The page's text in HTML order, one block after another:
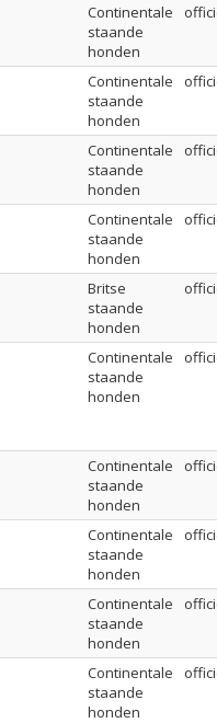
Continentale
staande
honden
Continentale
staande
honden
Continentale
staande
honden
Continentale
staande
honden
Britse
staande
honden
Continentale
staande
honden
Continentale
staande
honden
Continentale
staande
honden
Continentale
staande
honden
Continentale
staande
honden